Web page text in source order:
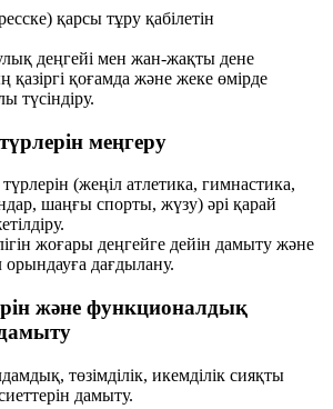
қарсы тұру қабілетін
деңгейі мен жан-жақты дене
қоғамда және жеке өмірде
түсіндіру.
меңгеру
(жеңіл атлетика, гимнастика,
шаңғы спорты, жүзу) әрі қарай
жоғары деңгейге дейін дамыту және
дағдылану.
және функционалдық
төзімділік, икемділік сияқты
дамыту.